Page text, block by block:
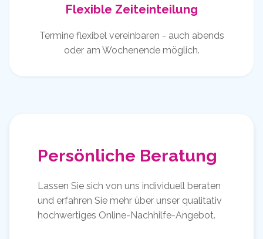
Flexible Zeiteinteilung
Termine flexibel vereinbaren - auch abends
oder am Wochenende möglich.
Persönliche Beratung
Lassen Sie sich von uns individuell beraten
und erfahren Sie mehr über unser qualitativ
hochwertiges Online-Nachhilfe-Angebot.